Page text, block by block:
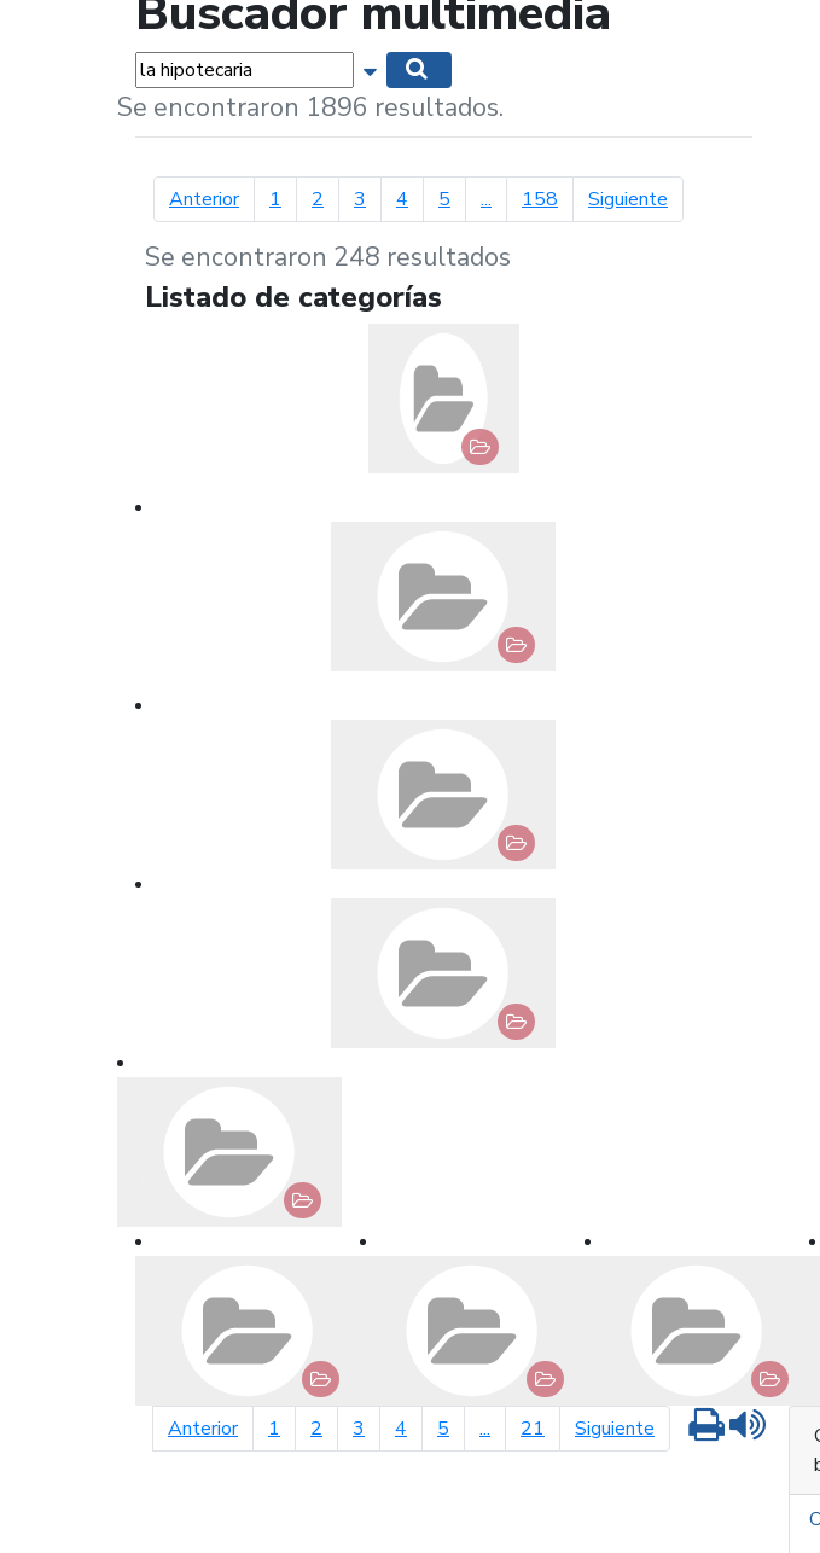
Buscador multimedia
Palabras... Mostrar opciones de búsqueda
Se encontraron 1896 resultados.
Anteriorpágina anterior
1 2 3 4 5 ... 158 Siguientepágina siguiente
Se encontraron 248 resultados
Listado de categorías
Anteriorpágina anterior
1 2 3 4 5 ... 21 Siguiente página siguiente
Imprimir